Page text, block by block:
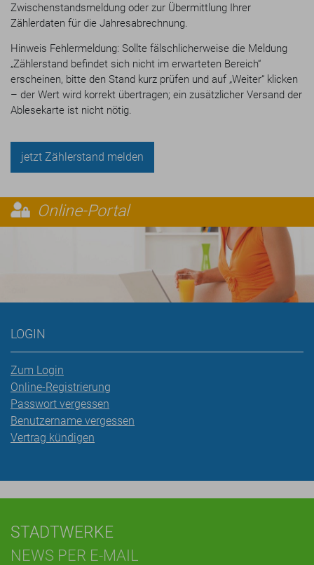
Zwischenstandsmeldung oder zur Übermittlung Ihrer
Zählerdaten für die Jahresabrechnung.
Hinweis Fehlermeldung: Sollte fälschlicherweise die Meldung
„Zählerstand befindet sich nicht im erwarteten Bereich“
erscheinen, bitte den Stand kurz prüfen und auf „Weiter“ klicken
– der Wert wird korrekt übertragen; ein zusätzlicher Versand der
Ablesekarte ist nicht nötig.
jetzt Zählerstand melden
Online-Portal
LOGIN
Zum Login
Online-Registrierung
Passwort vergessen
Benutzername vergessen
Vertrag kündigen
STADTWERKE
NEWS PER E-MAIL